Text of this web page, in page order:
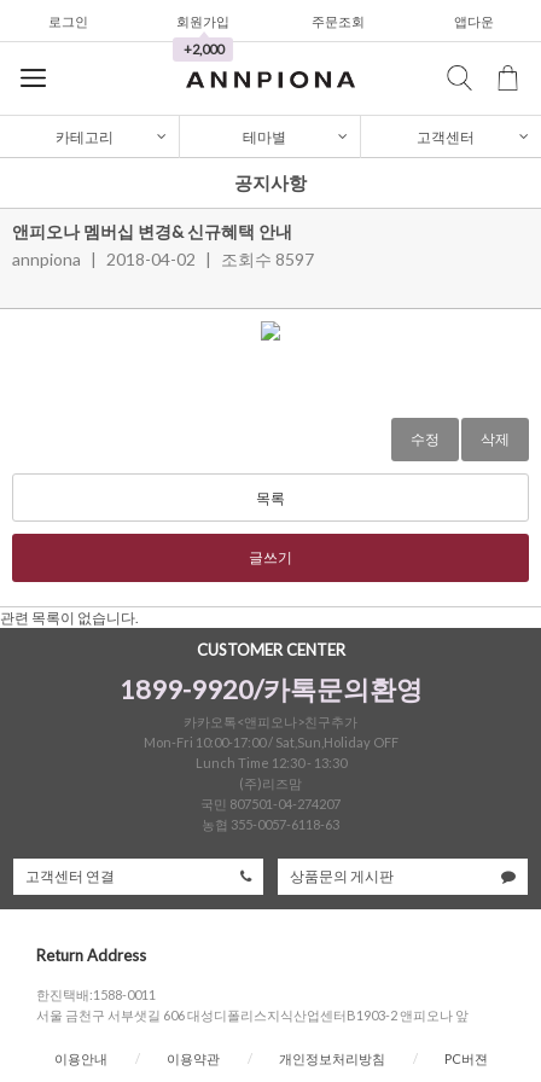
로그인
회원가입
+2,000
주문조회 앱다운
와이드팬츠
한정세일
셔츠&블라우스
가디건/니트
셔츠&블라우스
카테고리 테마별 고객센터
공지사항
앤피오나 멤버십 변경& 신규혜택 안내
annpiona | 2018-04-02 | 조회수 8597
수정 삭제
목록
글쓰기
관련 목록이 없습니다.
CUSTOMER CENTER
1899-9920/카톡문의환영
카카오톡<앤피오나>친구추가
Mon-Fri 10:00-17:00 / Sat,Sun,Holiday OFF
Lunch Time 12:30 - 13:30
(주)리즈맘
국민 807501-04-274207
농협 355-0057-6118-63
고객센터 연결 상품문의 게시판
Return Address
한진택배:1588-0011
서울 금천구 서부샛길 606 대성디폴리스지식산업센터B1903-2 앤피오나 앞
이용안내 / 이용약관 / 개인정보처리방침 / PC버젼